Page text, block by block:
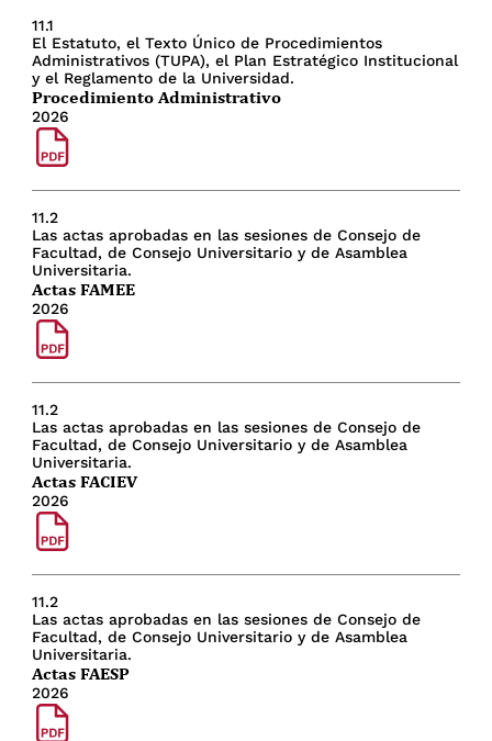
11.1
El Estatuto, el Texto Único de Procedimientos
Administrativos (TUPA), el Plan Estratégico Institucional
y el Reglamento de la Universidad.
Procedimiento Administrativo
2026
11.2
Las actas aprobadas en las sesiones de Consejo de
Facultad, de Consejo Universitario y de Asamblea
Universitaria.
Actas FAMEE
2026
11.2
Las actas aprobadas en las sesiones de Consejo de
Facultad, de Consejo Universitario y de Asamblea
Universitaria.
Actas FACIEV
2026
11.2
Las actas aprobadas en las sesiones de Consejo de
Facultad, de Consejo Universitario y de Asamblea
Universitaria.
Actas FAESP
2026